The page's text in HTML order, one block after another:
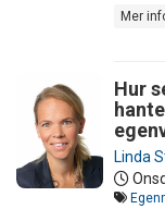
Mer
Hur
Linda